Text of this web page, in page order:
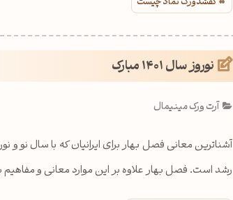
نوروز سال 1401 مبارک
آرت ورک مینیمال
آشناترین معانی فصل بهار برای ایرانیان که با سال نو و
رشد است. فصل بهار علاوه بر این موارد معانی و مفاهیم